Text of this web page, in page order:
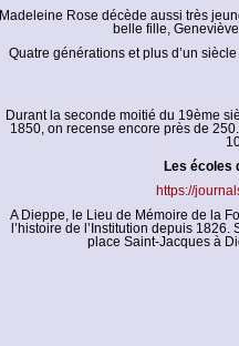
Madeleine Rose décède aussi très
belle fille,
Quatre générations et plus d’un
Durant la seconde moitié du 19ème
1850, on recense encore près de
Les écoles
https://
A Dieppe, le Lieu de Mémoire de la
l’histoire de l’Institution depuis
place Saint-Jacques à